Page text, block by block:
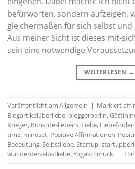
befürworten, sondern aufzeigen,
gleichermaßen für sich selbst und
Aus meiner Sicht ist dieses mit-
sein eine notwendige
WEITERLESEN →
Veröffentlicht am Allgemein | Markiert
Blogartikelüberliebe, bloggerberlin,
Krieger, Kunstdesliebens, Liebe, Liebefinden
time, mindset, Positive Affirmationen,
Bedeutung,Selbstliebe,Startup,
wunderderselbstliebe,Yogaschmuck